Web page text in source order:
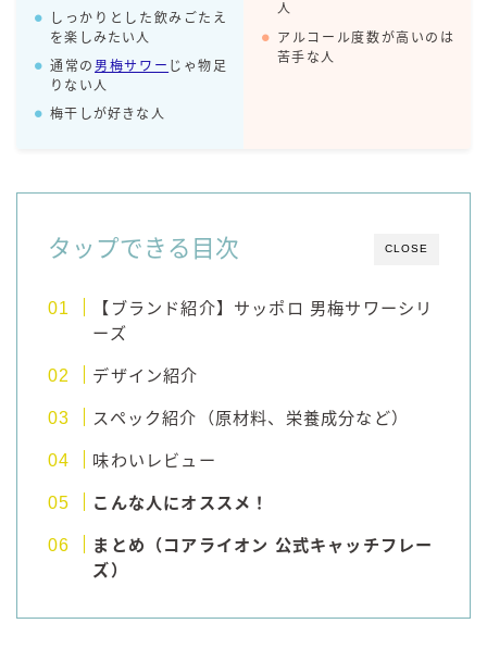
焼酎ハイボール
タカラCANチューハイ
宝焼酎のお茶割りシリーズ
寶「丸おろし」
タンチュー
檸檬堂
natura WATTA
ちゅらWATTA
合同酒精
その他メーカー
素滴しぼり
しっかりとした飲みごたえ
を楽しみたい人
通常の男梅サワー じゃ物足
りない人
梅干しが好きな人
人
アルコール度数が高いのは
苦手な人
CLOSE
タップできる目次
【ブランド紹介】サッポロ 男梅サワーシリ
ーズ
デザイン紹介
スペック紹介（原材料、栄養成分など）
味わいレビュー
こんな人にオススメ！
まとめ（コアライオン 公式キャッチフレー
ズ）